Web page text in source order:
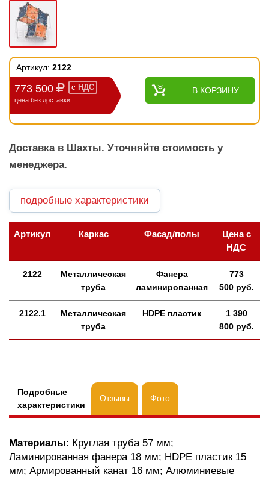
Артикул: 2122
773 500 с НДС
цена без доставки
В КОРЗИНУ
Доставка в Шахты. Уточняйте стоимость у
менеджера.
подробные характеристики
Артикул Каркас Фасад/полы
Цена с
НДС
2122
Металлическая
труба
Фанера
ламинированная
773
500 руб.
2122.1
Металлическая
труба
HDPE пластик
1 390
800 руб.
Подробные
характеристики
Отзывы Фото
Материалы: Круглая труба 57 мм;
Ламинированная фанера 18 мм; HDPE пластик 15
мм; Армированный канат 16 мм; Алюминиевые